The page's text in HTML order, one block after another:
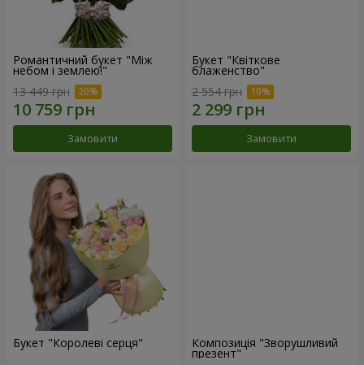
Романтичний букет "Між
небом і землею!"
13 449 грн
Замовити
Букет "Квіткове
блаженство"
2 554 грн
Замовити
Букет "Королеві серця" Композиція "Зворушливий
презент"